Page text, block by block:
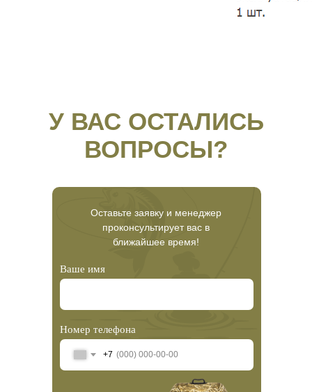
У ВАС ОСТАЛИСЬ
ВОПРОСЫ?
Оставьте заявку и менеджер
проконсультирует вас в
ближайшее время!
Ваше имя
Номер телефона
+7